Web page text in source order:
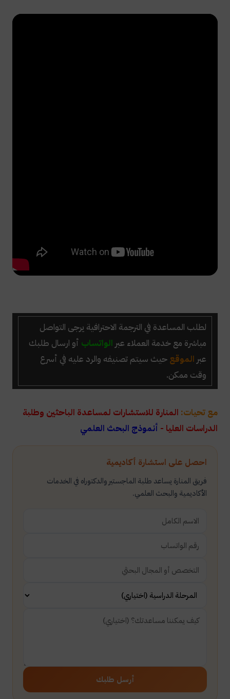
احصل على استشارة أكاديمية
فريق المنارة يساعد طلبة الماجستير والدكتوراه في الخدمات
الأكاديمية والبحث العلمي.
أرسل طلبك
لطلب المساعدة في الترجمة الاحترافية يرجى التواصل
مباشرة مع خدمة العملاء عبر الواتساب أو ارسال طلبك
عبر الموقع حيث سيتم تصنيفه والرد عليه في أسرع
وقت ممكن.
مع تحيات: المنارة للاستشارات لمساعدة الباحثين وطلبة
الدراسات العليا - أنموذج البحث العلمي